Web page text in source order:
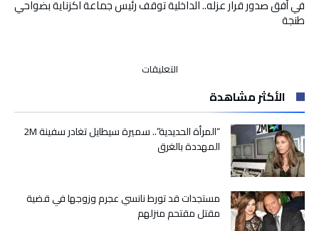
في أفق صدور قرار عزله.. الداخلية توقف رئيس جماعة اكزناية بضواحي
طنجة
التعليقات
صدور
قرار
عزله..
جماعة
اكزناية
الأكثر مشاهدة
“المرأة الحديدية”.. سميرة سيطايل تغادر سفينة 2M
المهددة بالغرق
مستجدات قد تورط نانسي عجرم وزوجها في قضية
مقتل مقتحم منزلهم